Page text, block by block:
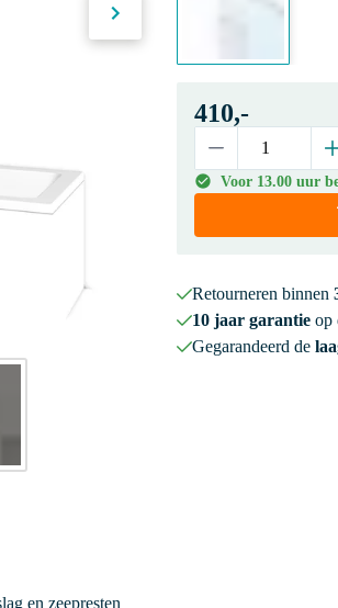
410,-
Voor 13.00 uur
Retourneren binnen
10 jaar garantieop
Gegarandeerd de
en zeepresten